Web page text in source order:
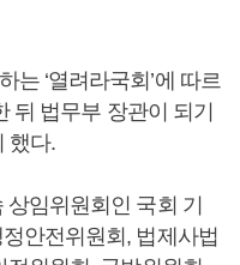
는 ‘열려라국회’에 따르
뒤 법무부 장관이 되기
했다.
임위원회인 국회 기
안전위원회, 법제사법